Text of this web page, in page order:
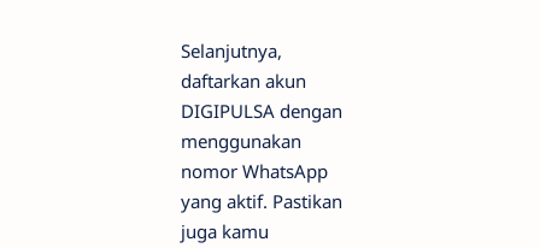
Selanjutnya,
daftarkan akun
DIGIPULSA dengan
menggunakan
nomor WhatsApp
yang aktif. Pastikan
juga kamu